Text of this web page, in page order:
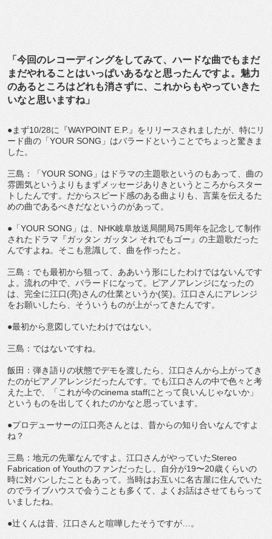
「今回のレコーディングをしてみて、ハードな曲でもまだ
まだやれることはいっぱいあるなと思ったんですよ。魅力
のあるところはどれも消さずに、これからもやっていきた
いなと思いますね」
●まず10/28に『WAYPOINT E.P.』をリリースされましたが、特にリ
ード曲の「YOUR SONG」はバラードということでちょっと驚きま
した。
三島：「YOUR SONG」はドラマの主題歌というのもあって、曲の
雰囲気というよりもまずメッセージありきというところからスター
トしたんです。だからスピード感のある曲よりも、言葉を伝えるた
めの曲であるべきだなというのがあって。
●「YOUR SONG」は、NHK岐阜放送局開局75周年を記念して制作
されたドラマ『ガッタン ガッタン それでもゴー』の主題歌だった
んですよね。そこも意識して、曲を作ったと。
三島：でも最初から狙って、ああいう形にしたわけではないんです
よ。流れの中で、バラードになって。ピアノアレンジになったの
は、完全に江口(亮)さんの仕業というか(笑)。江口さんにアレンジ
をお願いしたら、そういうものが上がってきたんです。
●最初から意図していたわけではない。
三島：ではないですね。
飯田：弾き語りの状態でデモを渡したら、江口さんから上がってき
たのがピアノアレンジだったんです。でも江口さんの中で色々と考
えた上で、「これが今のcinema staffにとって良いんじゃないか」
というものを出してくれたのかなと思っています。
●プロデューサーの江口亮さんとは、昔からの知り合いなんですよ
ね？
三島：地元の先輩なんですよ。江口さんがやっていたStereo
Fabrication of Youthのファンだったし、自分が19〜20歳くらいの
時に対バンしたこともあって。当時はお互いに名古屋に住んでいた
のでライブハウスで会うことも多くて、よくお話はさせてもらって
いましたね。
●辻くんは昔、江口さんと喧嘩したそうですが…。